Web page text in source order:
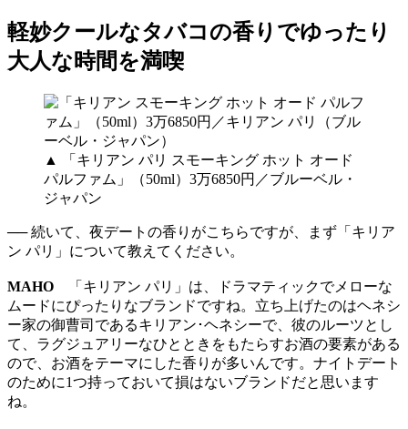
軽妙クールなタバコの香りでゆったり
大人な時間を満喫
▲ 「キリアン パリ スモーキング ホット オード
パルファム」（50ml）3万6850円／ブルーベル・
ジャパン
── 続いて、夜デートの香りがこちらですが、まず「キリア
ン パリ」について教えてください。
MAHO 「キリアン パリ」は、ドラマティックでメローな
ムードにぴったりなブランドですね。立ち上げたのはヘネシ
ー家の御曹司であるキリアン･ヘネシーで、彼のルーツとし
て、ラグジュアリーなひとときをもたらすお酒の要素がある
ので、お酒をテーマにした香りが多いんです。ナイトデート
のために1つ持っておいて損はないブランドだと思います
ね。